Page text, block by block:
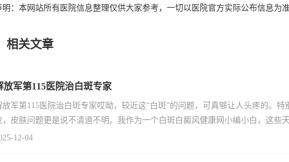
明：本网站所有医院信息整理仅供大家参考，一切以医院官方实际公布信息为准
相关文章
放军第115医院治白斑专家
放军第115医院治白斑专家哎呦，较近这“白斑”的问题，可真够让人头疼的。
，皮肤问题更是说不清道不明。我作为一个白斑白癜风健康网小编小白，这些
12-04